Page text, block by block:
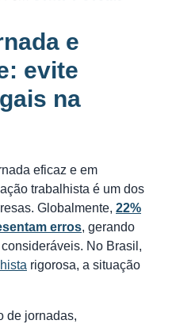
e
evite
na
eficaz e em
trabalhista é um dos
Globalmente, 22%
erros, gerando
No Brasil,
rigorosa, a situação
de jornadas,